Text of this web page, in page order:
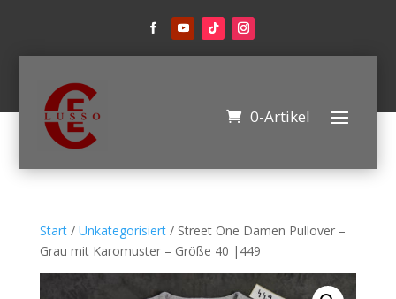
0-Artikel
Start/ Unkategorisiert/ Street One Damen Pullover –
Grau mit Karomuster – Größe 40 |449